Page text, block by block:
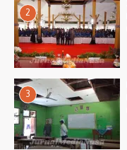
2
3